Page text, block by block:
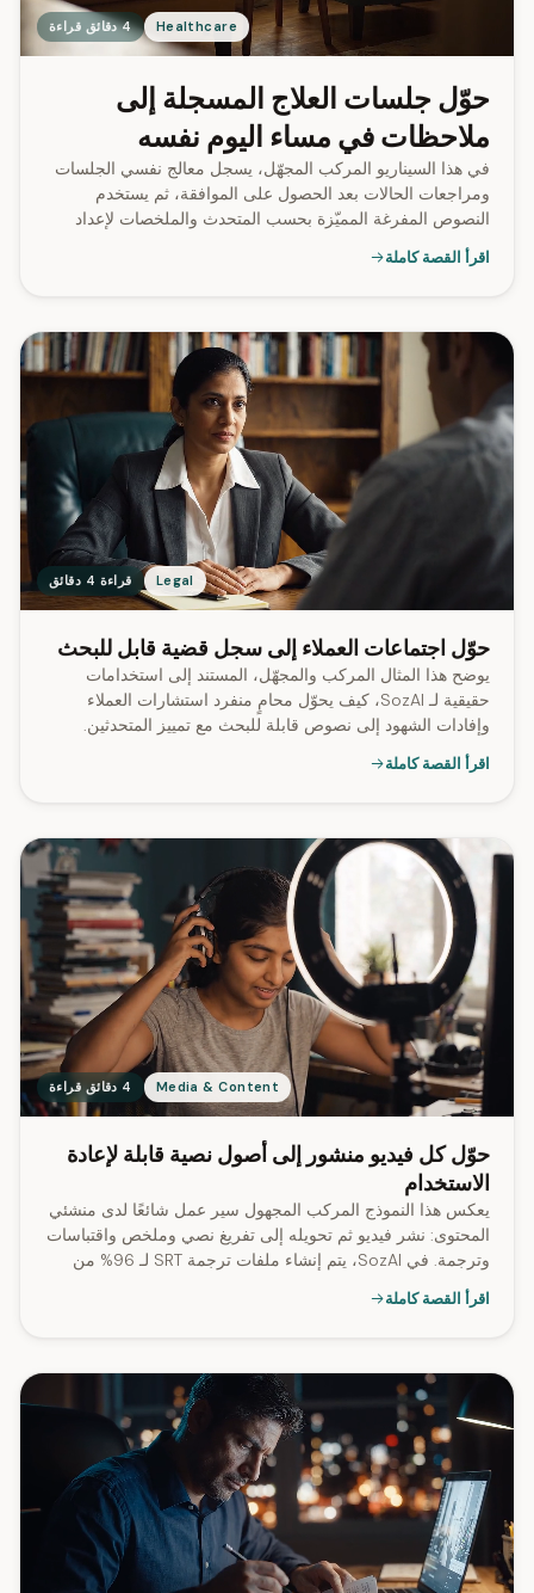
Healthcare 4 دقائق قراءة
حوّل جلسات العلاج المسجلة إلى
ملاحظات في مساء اليوم نفسه
في هذا السيناريو المركب المجهّل، يسجل معالج نفسي الجلسات
ومراجعات الحالات بعد الحصول على الموافقة، ثم يستخدم
النصوص المفرغة المميّزة بحسب المتحدث والملخصات لإعداد
الملاحظات في مساء اليوم نفسه بدلًا من إعادة الاستماع إلى
التسجيلات بعد العمل.
اقرأ القصة كاملة
Legal قراءة 4 دقائق
حوّل اجتماعات العملاء إلى سجل قضية قابل للبحث
يوضح هذا المثال المركب والمجهّل، المستند إلى استخدامات
حقيقية لـ SozAI، كيف يحوّل محامٍ منفرد استشارات العملاء
وإفادات الشهود إلى نصوص قابلة للبحث مع تمييز المتحدثين.
المتحدثين، وتتم معالجة ملفات يصل طولها إلى 2.8 ساعة.
اقرأ القصة كاملة
Media & Content 4 دقائق قراءة
حوّل كل فيديو منشور إلى أصول نصية قابلة لإعادة
الاستخدام
يعكس هذا النموذج المركب المجهول سير عمل شائعًا لدى منشئي
المحتوى: نشر فيديو ثم تحويله إلى تفريغ نصي وملخص واقتباسات
وترجمة. في SozAI، يتم إنشاء ملفات ترجمة SRT لـ 96% من
النصوص المفرغة.
اقرأ القصة كاملة